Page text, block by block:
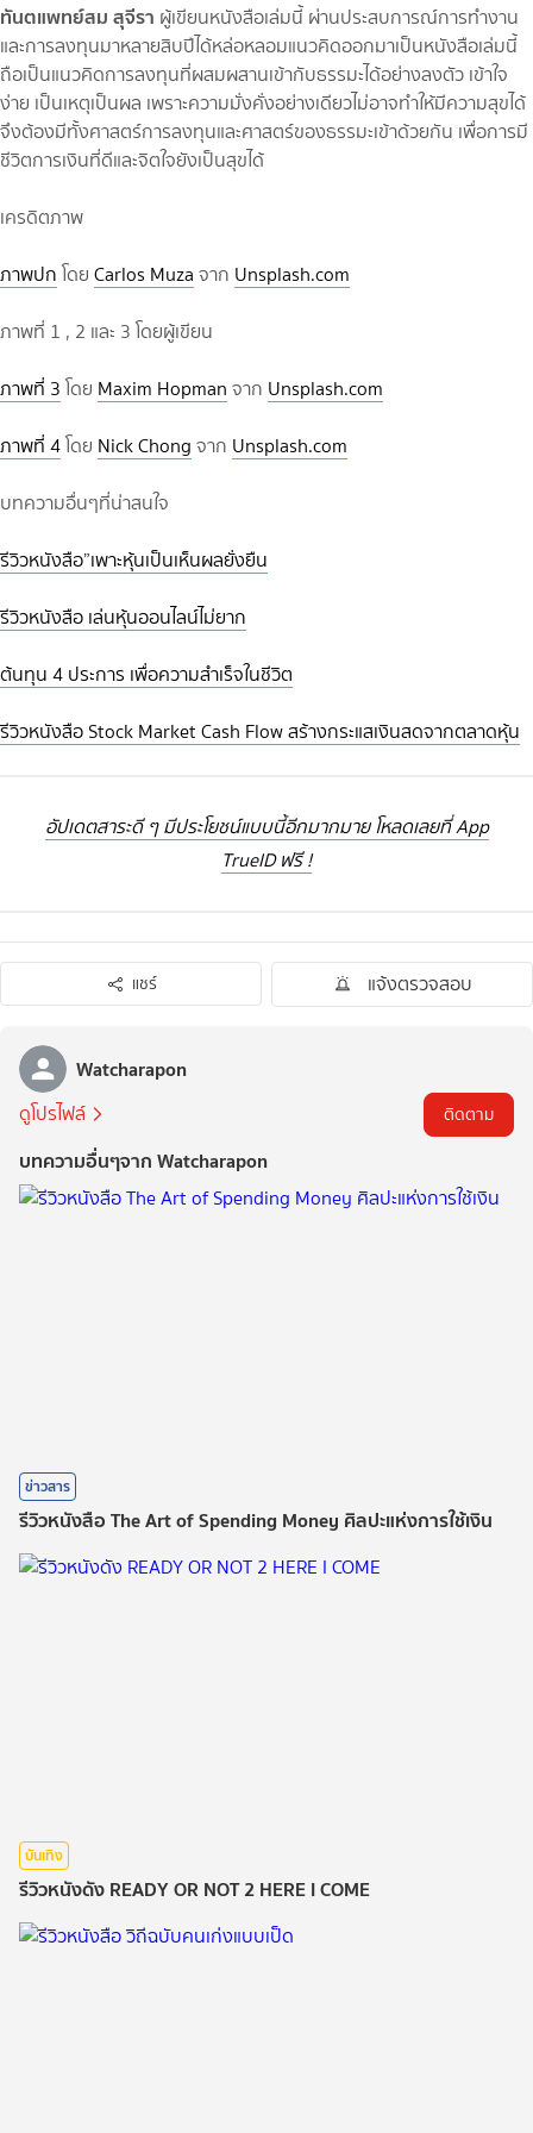
ทันตแพทย์สม สุจีรา ผู้เขียนหนังสือเล่มนี้ ผ่านประสบการณ์การทำงาน
และการลงทุนมาหลายสิบปีได้หล่อหลอมแนวคิดออกมาเป็นหนังสือเล่มนี้
ถือเป็นแนวคิดการลงทุนที่ผสมผสานเข้ากับธรรมะได้อย่างลงตัว เข้าใจ
ง่าย เป็นเหตุเป็นผล เพราะความมั่งคั่งอย่างเดียวไม่อาจทำให้มีความสุขได้
จึงต้องมีทั้งศาสตร์การลงทุนและศาสตร์ของธรรมะเข้าด้วยกัน เพื่อการมี
ชีวิตการเงินที่ดีและจิตใจยังเป็นสุขได้
เครดิตภาพ
ภาพปก โดย Carlos Muza จาก Unsplash.com
ภาพที่ 1 , 2 และ 3 โดยผู้เขียน
ภาพที่ 3 โดย Maxim Hopman จาก Unsplash.com
ภาพที่ 4โดย Nick Chong จาก Unsplash.com
บทความอื่นๆที่น่าสนใจ
รีวิวหนังสือ”เพาะหุ้นเป็นเห็นผลยั่งยืน
รีวิวหนังสือ เล่นหุ้นออนไลน์ไม่ยาก
ต้นทุน 4 ประการ เพื่อความสำเร็จในชีวิต
รีวิวหนังสือ Stock Market Cash Flow สร้างกระแสเงินสดจากตลาดหุ้น
อัปเดตสาระดี ๆ มีประโยชน์แบบนี้อีกมากมาย โหลดเลยที่ App
TrueID ฟรี !
แชร์ แจ้งตรวจสอบ
Watcharapon
ดูโปรไฟล์ ติดตาม
บทความอื่นๆจาก Watcharapon
ข่าวสาร
รีวิวหนังสือ The Art of Spending Money ศิลปะแห่งการใช้เงิน
บันเทิง
รีวิวหนังดัง READY OR NOT 2 HERE I COME